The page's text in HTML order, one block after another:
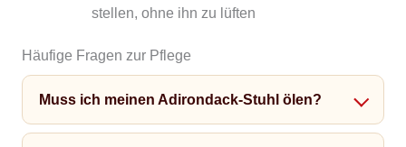
stellen, ohne ihn zu lüften
Häufige Fragen zur Pflege
Muss ich meinen Adirondack-Stuhl ölen?